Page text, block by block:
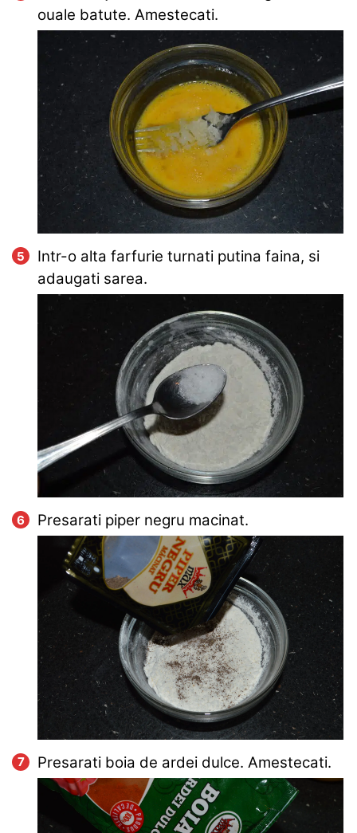
ouale batute. Amestecati.
Intr-o alta farfurie turnati putina faina, si
adaugati sarea.
Presarati piper negru macinat.
Presarati boia de ardei dulce. Amestecati.